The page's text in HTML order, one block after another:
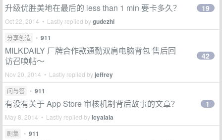
升级优胜美地在最后的 less than 1 min 要卡多久？
Oct 22, 2014 • Lastly replied bygudezhi
19
分享创造 • 911
MILKDAILY 厂牌合作款通勤双肩电脑背包 售后回
访召唤帖～
Nov 20, 2014 • Lastly replied by jeffrey
42
问与答 • 911
有没有关于 App Store 审核机制背后故事的文章？
May 8, 2014 • Lastly replied byicyalala
1
剧集 • 911